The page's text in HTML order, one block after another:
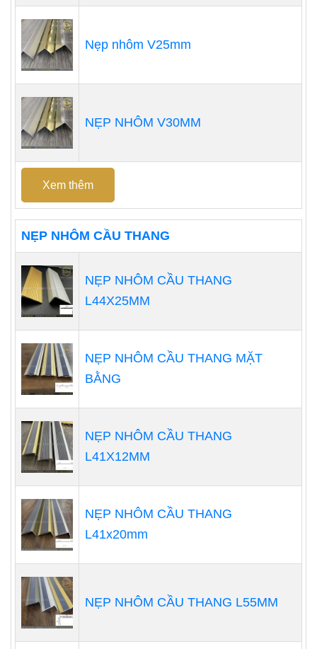
Nẹp nhôm V25mm
NẸP NHÔM V30MM
Xem thêm
NẸP NHÔM CẦU THANG
NẸP NHÔM CẦU THANG
L44X25MM
NẸP NHÔM CẦU THANG MẶT
BẰNG
NẸP NHÔM CẦU THANG
L41X12MM
NẸP NHÔM CẦU THANG
L41x20mm
NẸP NHÔM CẦU THANG L55MM